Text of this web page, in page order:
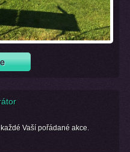
Vaší pořádané akce.